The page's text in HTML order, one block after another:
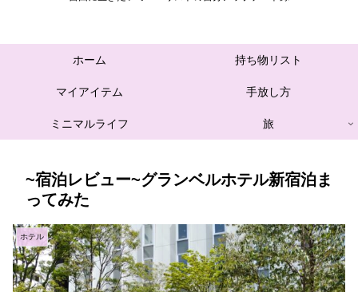
ホーム 持ち物リスト
マイアイテム 手放し方
ミニマルライフ 旅
~宿泊レビュー~グランベルホテル新宿泊ま
ってみた
ホテル